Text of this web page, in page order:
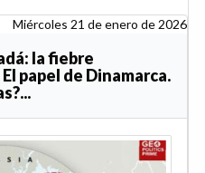
Miércoles 21 de enero de 2026
la fiebre
papel de Dinamarca.